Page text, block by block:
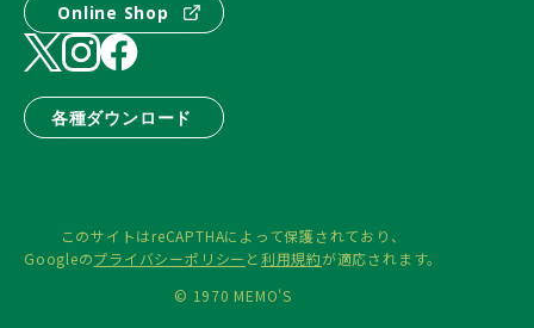
Online Shop
各種ダウンロード
このサイトはreCAPTHAによって保護されており、
Googleのプライバシーポリシー と利用規約が適応されます。
© 1970 MEMO'S